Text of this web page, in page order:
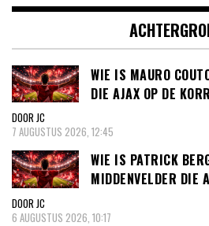
WIE IS MAURO
DIE AJAX OP DE
DOOR JC
7 AUGUSTUS 2026, 12:45
WIE IS PATRICK
MIDDENVELDER DIE
DOOR JC
6 AUGUSTUS 2026, 10:17